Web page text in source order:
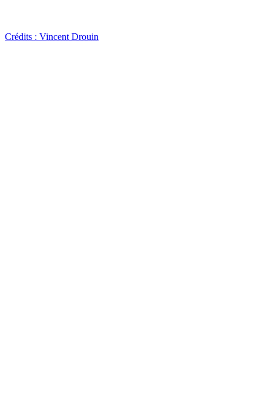
Crédits : Vincent Drouin